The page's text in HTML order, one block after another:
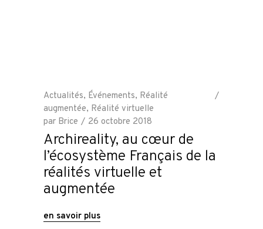
Actualités, Événements, Réalité
augmentée, Réalité virtuelle
par Brice 26 octobre 2018
Archireality, au cœur de
l’écosystème Français de la
réalités virtuelle et
augmentée
en savoir plus